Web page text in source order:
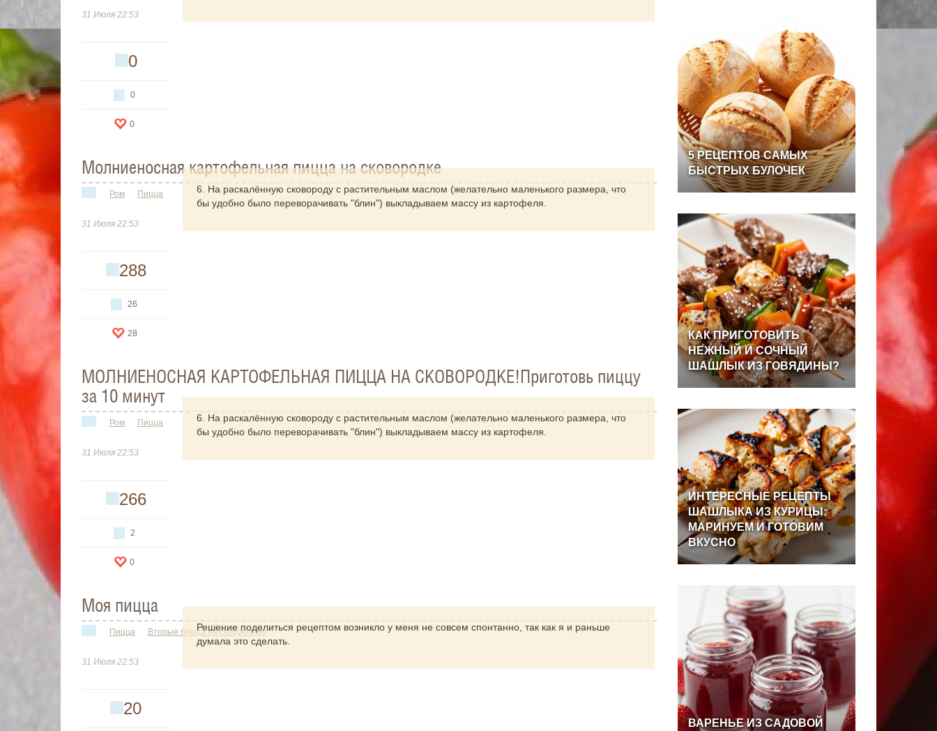
31 Июля 22:53
0
0
0
Молниеносная картофельная пицца на сковородке
Ром Пицца
31 Июля 22:53
288
26
28
6. На раскалённую сковороду с растительным маслом (желательно маленького размера, что
бы удобно было переворачивать "блин") выкладываем массу из картофеля.
МОЛНИЕНОСНАЯ КАРТОФЕЛЬНАЯ ПИЦЦА НА СКОВОРОДКЕ!Приготовь пиццу
за 10 минут
Ром Пицца
31 Июля 22:53
266
2
0
6. На раскалённую сковороду с растительным маслом (желательно маленького размера, что
бы удобно было переворачивать "блин") выкладываем массу из картофеля.
Моя пицца
Пицца Вторые блюда на скорую руку
31 Июля 22:53
20
Решение поделиться рецептом возникло у меня не совсем спонтанно, так как я и раньше
думала это сделать.
5РЕЦЕПТОВСАМЫХ
БЫСТРЫХБУЛОЧЕК
КАКПРИГОТОВИТЬ
НЕЖНЫЙИСОЧНЫЙ
ШАШЛЫКИЗГОВЯДИНЫ?
ИНТЕРЕСНЫЕРЕЦЕПТЫ
ШАШЛЫКАИЗКУРИЦЫ:
МАРИНУЕМИГОТОВИМ
ВКУСНО
ВАРЕНЬЕИЗ САДОВОЙ